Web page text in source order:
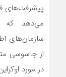
پیشرفت‌های
می‌دهد که
سازمان‌های
از جاسوسی
در مورد